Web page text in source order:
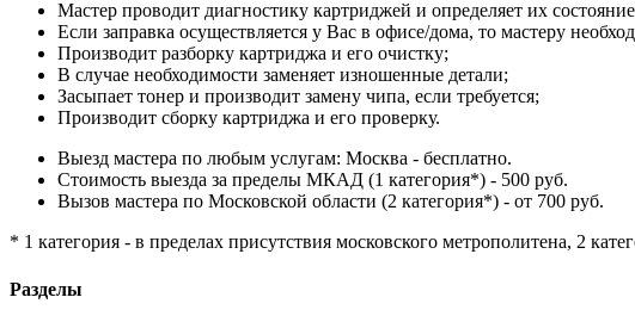
Мастер проводит диагностику картриджей и определяет их
Если заправка осуществляется у Вас в офисе/дома, то мастеру
Производит разборку картриджа и его очистку;
В случае необходимости заменяет изношенные детали;
Засыпает тонер и производит замену чипа, если требуется;
Производит сборку картриджа и его проверку.
Выезд мастера по любым услугам: Москва - бесплатно.
Стоимость выезда за пределы МКАД (1 категория*) - 500 руб.
Вызов мастера по Московской области (2 категория*) - от 700 руб.
* 1 категория - в пределах присутствия московского метрополитена, 2
Разделы